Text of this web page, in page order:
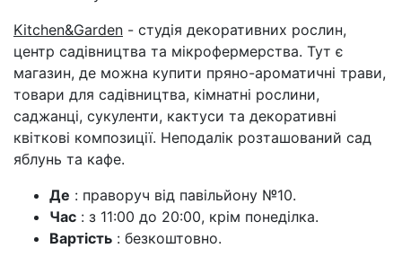
Kitchen&Garden - студія декоративних рослин,
центр садівництва та мікрофермерства. Тут є
магазин, де можна купити пряно-ароматичні трави,
товари для садівництва, кімнатні рослини,
саджанці, сукуленти, кактуси та декоративні
квіткові композиції. Неподалік розташований сад
яблунь та кафе.
Де : праворуч від павільйону №10.
Час : з 11:00 до 20:00, крім понеділка.
Вартість : безкоштовно.